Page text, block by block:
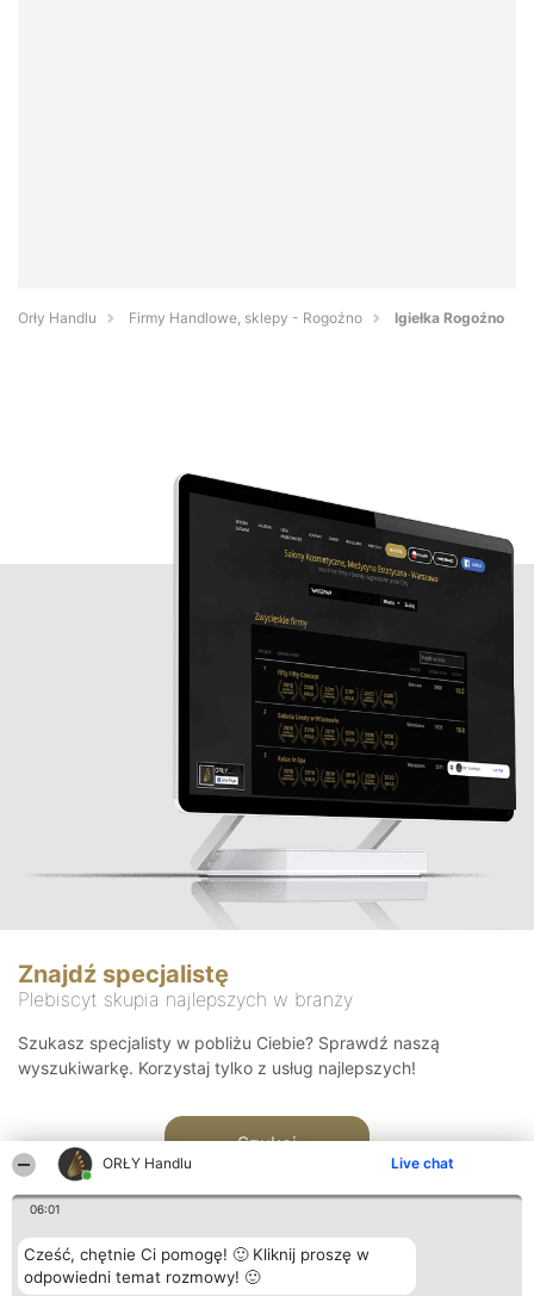
ORŁY Handlu Live chat
06:01
Cześć, chętnie Ci pomogę! 🙂 Kliknij proszę w
odpowiedni temat rozmowy! 🙂
Orły Handlu Firmy Handlowe, sklepy - Rogoźno Igiełka Rogoźno
Znajdź specjalistę
Plebiscyt skupia najlepszych w branży
Szukasz specjalisty w pobliżu Ciebie? Sprawdź naszą
wyszukiwarkę. Korzystaj tylko z usług najlepszych!
Szukaj